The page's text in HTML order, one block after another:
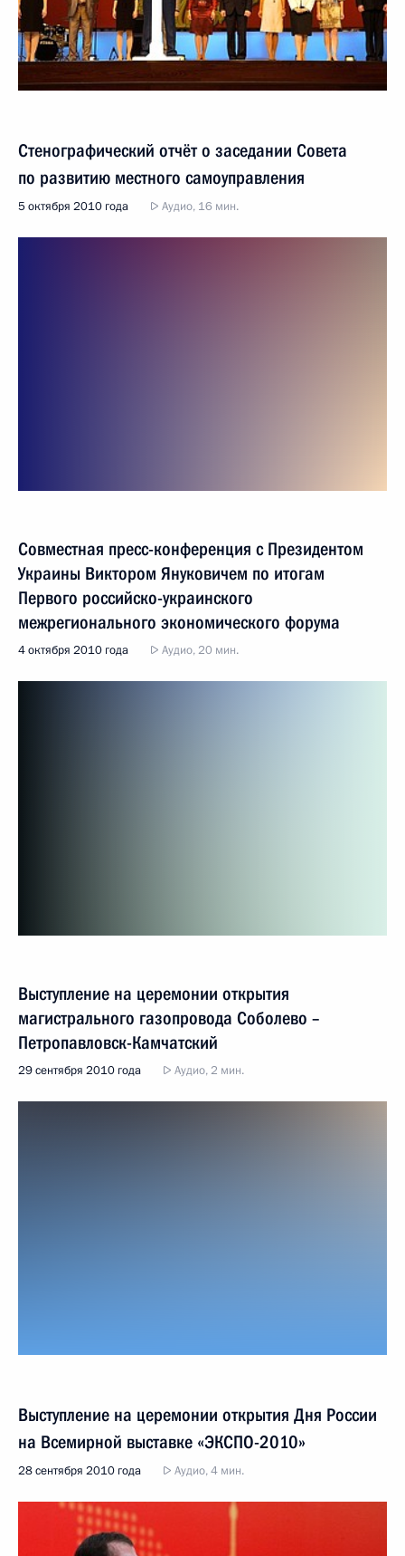
Стенографический отчёт о заседании Совета
по развитию местного самоуправления
5 октября 2010 года Аудио, 16 мин.
Совместная пресс-конференция с Президентом
Украины Виктором Януковичем по итогам
Первого российско-украинского
межрегионального экономического форума
4 октября 2010 года Аудио, 20 мин.
Выступление на церемонии открытия
магистрального газопровода Соболево –
Петропавловск-Камчатский
29 сентября 2010 года Аудио, 2 мин.
Выступление на церемонии открытия Дня России
на Всемирной выставке «ЭКСПО-2010»
28 сентября 2010 года Аудио, 4 мин.